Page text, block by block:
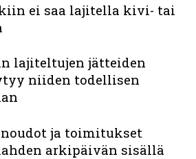
ei saa lajitella kivi- tai
lajiteltujen jätteiden
niiden todellisen
ja toimitukset
arkipäivän sisällä